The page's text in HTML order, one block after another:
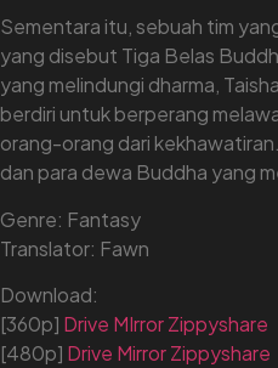
Sementara itu, sebuah tim
yang disebut Tiga Belas
yang melindungi dharma,
berdiri untuk berperang
orang-orang dari
dan para dewa Buddha yang
Genre: Fantasy
Translator: Fawn
Download:
[360p] Drive MIrrorZippyshare
[480p] Drive MirrorZippyshare